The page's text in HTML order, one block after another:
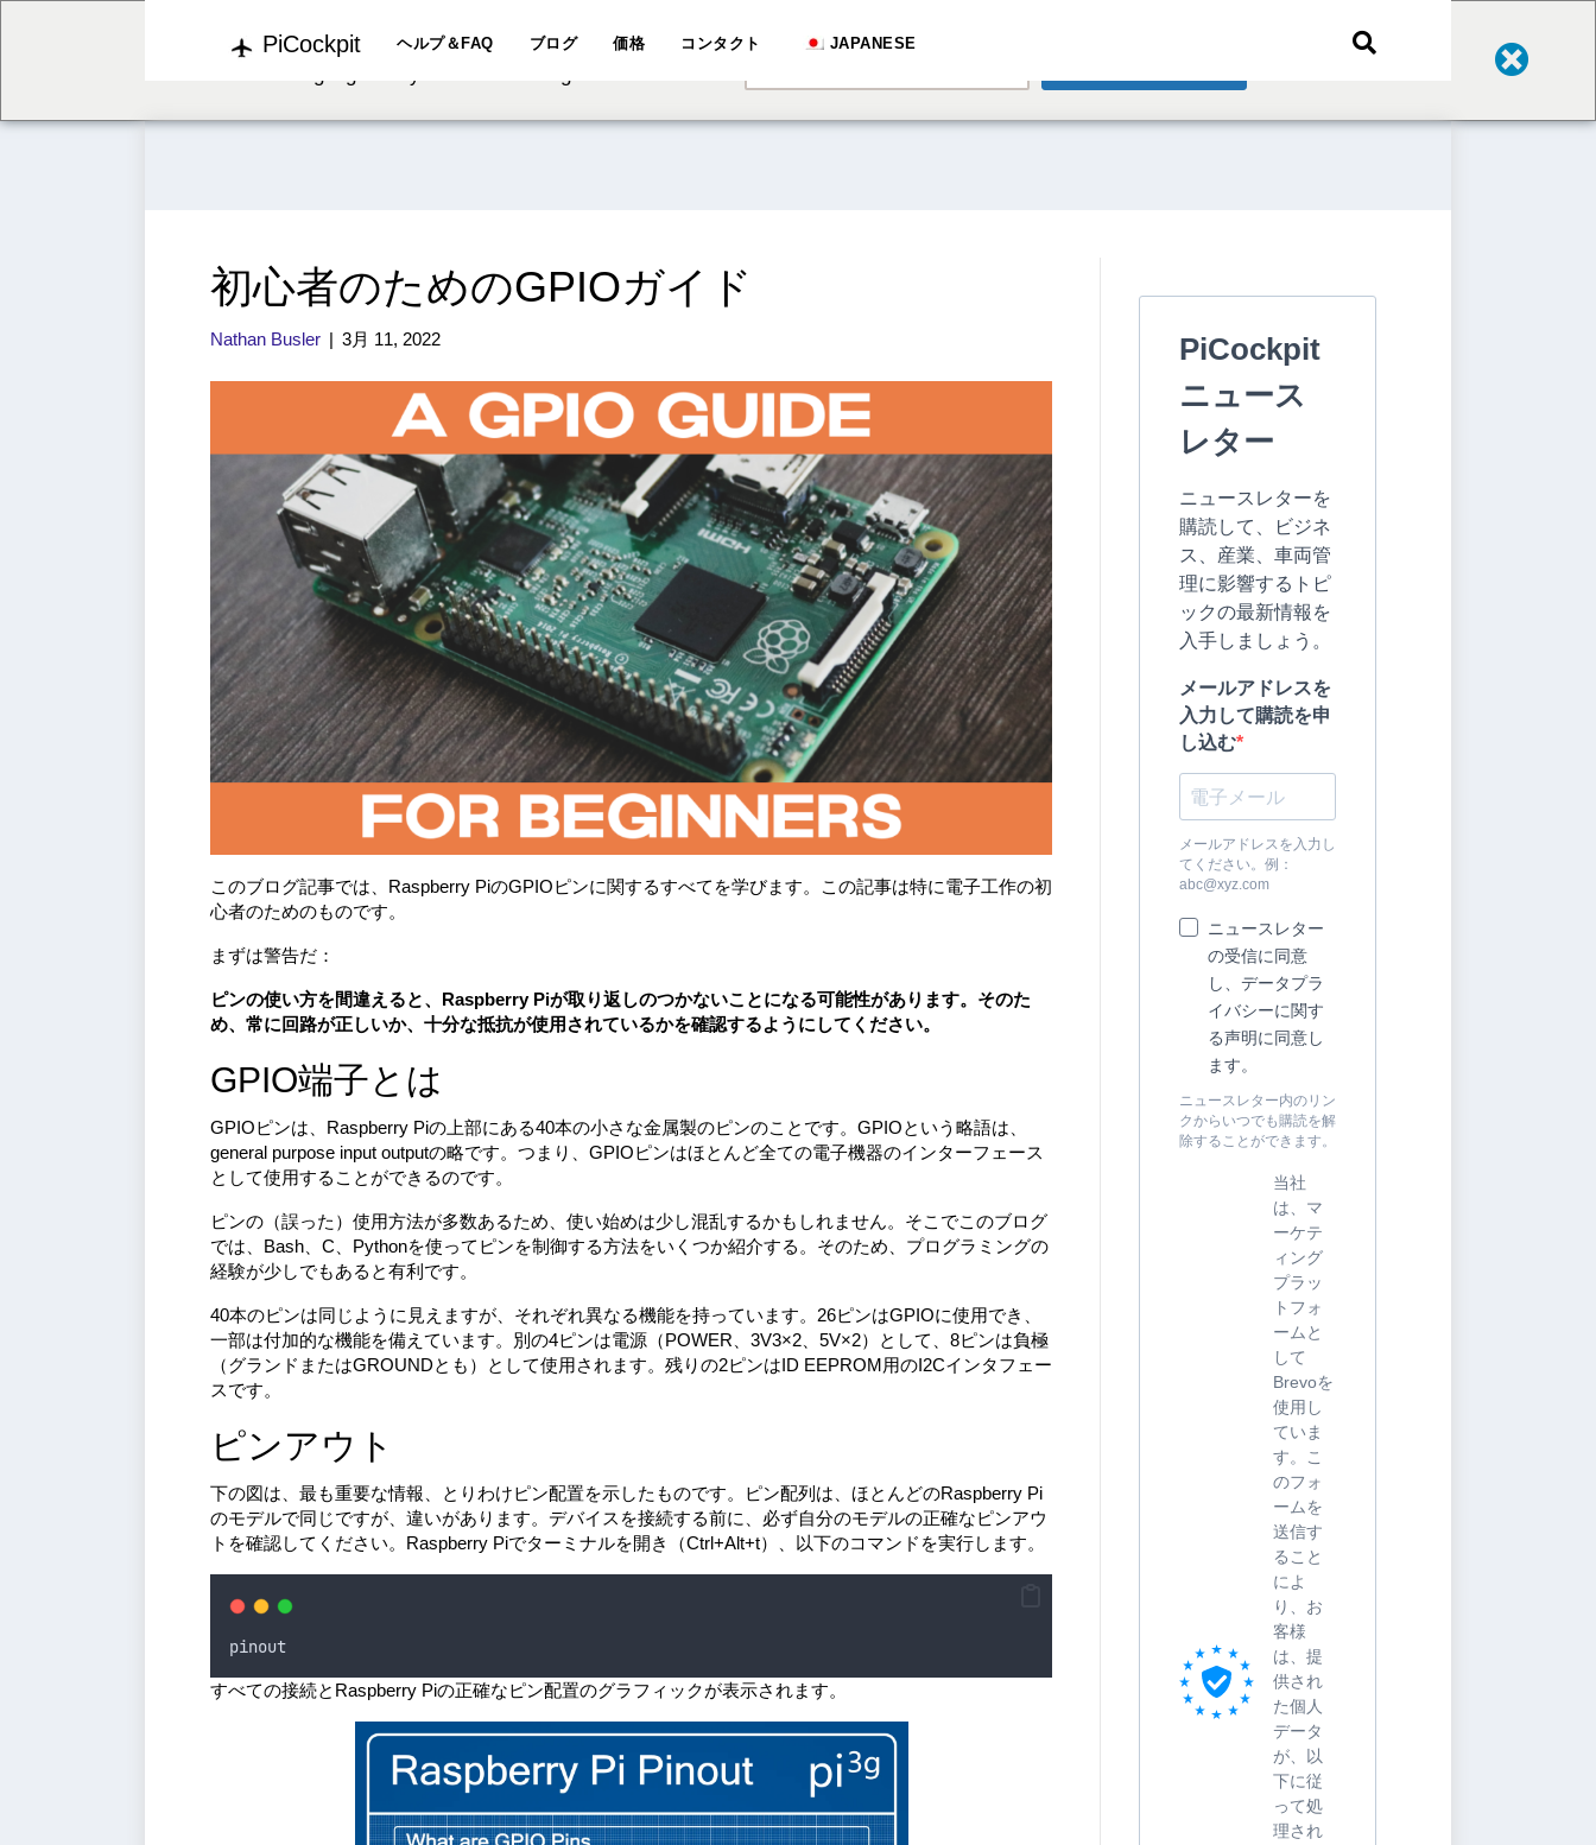
We've detected you might be speaking a different
English
PiCockpit ヘルプ＆FAQ ブログ 価格 コンタクト JAPANESE
初心者のためのGPIOガイド
Nathan Busler | 3月 11, 2022
このブログ記事では、Raspberry PiのGPIOピンに関するすべてを学びます。この記事は特に電子工作の初
心者のためのものです。
まずは警告だ：
ピンの使い方を間違えると、Raspberry Piが取り返しのつかないことになる可能性があります。そのた
め、常に回路が正しいか、十分な抵抗が使用されているかを確認するようにしてください。
GPIO端子とは
GPIOピンは、Raspberry Piの上部にある40本の小さな金属製のピンのことです。GPIOという略語は、
general purpose input outputの略です。つまり、GPIOピンはほとんど全ての電子機器のインターフェース
として使用することができるのです。
ピンの（誤った）使用方法が多数あるため、使い始めは少し混乱するかもしれません。そこでこのブログ
では、Bash、C、Pythonを使ってピンを制御する方法をいくつか紹介する。そのため、プログラミングの
経験が少しでもあると有利です。
40本のピンは同じように見えますが、それぞれ異なる機能を持っています。26ピンはGPIOに使用でき、
一部は付加的な機能を備えています。別の4ピンは電源（POWER、3V3×2、5V×2）として、8ピンは負極
（グランドまたはGROUNDとも）として使用されます。残りの2ピンはID EEPROM用のI2Cインタフェー
スです。
ピンアウト
下の図は、最も重要な情報、とりわけピン配置を示したものです。ピン配列は、ほとんどのRaspberry Pi
のモデルで同じですが、違いがあります。デバイスを接続する前に、必ず自分のモデルの正確なピンアウ
トを確認してください。Raspberry Piでターミナルを開き（Ctrl+Alt+t）、以下のコマンドを実行します。
pinout
すべての接続とRaspberry Piの正確なピン配置のグラフィックが表示されます。
PiCockpit
ニュース
レター
ニュースレターを
購読して、ビジネ
ス、産業、車両管
理に影響するトピ
ックの最新情報を
入手しましょう。
メールアドレスを
入力して購読を申
し込む
メールアドレスを入力し
てください。例：
abc@xyz.com
ニュースレター
の受信に同意
し、データプラ
イバシーに関す
る声明に同意し
ます。
ニュースレター内のリン
クからいつでも購読を解
除することができます。
当社
は、マ
ーケテ
ィング
プラッ
トフォ
ームと
して
Brevoを
使用し
ていま
す。こ
のフォ
ームを
送信す
ること
によ
り、お
客様
は、提
供され
た個人
データ
が、以
下に従
って処
理され